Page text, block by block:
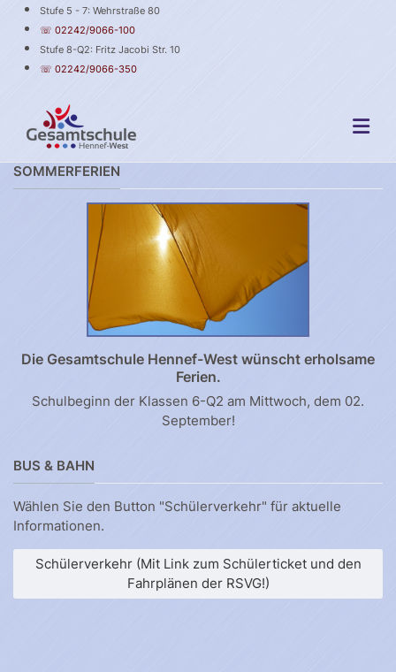
Stufe 5 - 7: Wehrstraße 80
☏ 02242/9066-100
Stufe 8-Q2: Fritz Jacobi Str. 10
☏ 02242/9066-350
SOMMERFERIEN
Die Gesamtschule Hennef-West wünscht erholsame
Ferien.
Schulbeginn der Klassen 6-Q2 am Mittwoch, dem 02.
September!
BUS & BAHN
Wählen Sie den Button "Schülerverkehr" für aktuelle
Informationen.
Schülerverkehr (Mit Link zum Schülerticket und den
Fahrplänen der RSVG!)